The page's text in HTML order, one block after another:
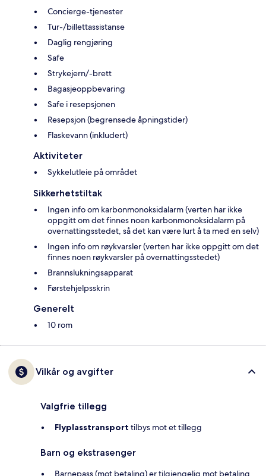
Concierge-tjenester
Tur-/billettassistanse
Daglig rengjøring
Safe
Strykejern/-brett
Bagasjeoppbevaring
Safe i resepsjonen
Resepsjon (begrensede åpningstider)
Flaskevann (inkludert)
Aktiviteter
Sykkelutleie på området
Sikkerhetstiltak
Ingen info om karbonmonoksidalarm (verten har ikke
oppgitt om det finnes noen karbonmonoksidalarm på
overnattingsstedet, så det kan være lurt å ta med en selv)
Ingen info om røykvarsler (verten har ikke oppgitt om det
finnes noen røykvarsler på overnattingsstedet)
Brannslukningsapparat
Førstehjelpsskrin
Generelt
10 rom
Vilkår og avgifter
Valgfrie tillegg
Flyplasstransport tilbys mot et tillegg
Barn og ekstrasenger
Barnepass (mot betaling) er tilgjengelig mot betaling